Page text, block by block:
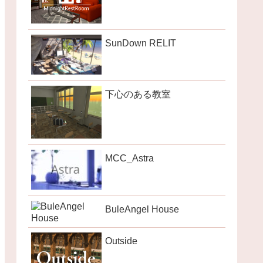
SunDown RELIT
下心のある教室
MCC_Astra
BuleAngel House
Outside